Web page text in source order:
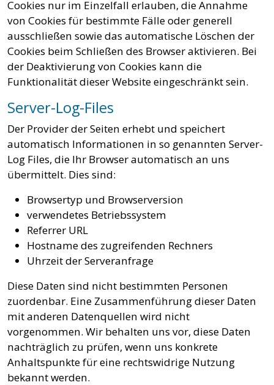
Cookies nur im Einzelfall erlauben, die Annahme
von Cookies für bestimmte Fälle oder generell
ausschließen sowie das automatische Löschen der
Cookies beim Schließen des Browser aktivieren. Bei
der Deaktivierung von Cookies kann die
Funktionalität dieser Website eingeschränkt sein.
Server-Log-Files
Der Provider der Seiten erhebt und speichert
automatisch Informationen in so genannten Server-
Log Files, die Ihr Browser automatisch an uns
übermittelt. Dies sind:
Browsertyp und Browserversion
verwendetes Betriebssystem
Referrer URL
Hostname des zugreifenden Rechners
Uhrzeit der Serveranfrage
Diese Daten sind nicht bestimmten Personen
zuordenbar. Eine Zusammenführung dieser Daten
mit anderen Datenquellen wird nicht
vorgenommen. Wir behalten uns vor, diese Daten
nachträglich zu prüfen, wenn uns konkrete
Anhaltspunkte für eine rechtswidrige Nutzung
bekannt werden.